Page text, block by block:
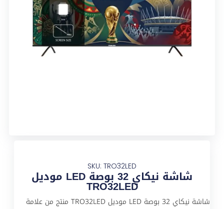
SKU: TRO32LED
شاشة نيكاي 32 بوصة LED موديل
TRO32LED
شاشة نيكاي 32 بوصة LED موديل TRO32LED منتج من علامة